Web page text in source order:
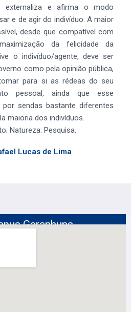
externaliza e afirma o modo
e de agir do indivíduo. A maior
desde que compatível com
da felicidade da
o indivíduo/agente, deve ser
como pela opinião pública,
para si as rédeas do seu
pessoal, ainda que esse
sendas bastante diferentes
maioria dos indivíduos.
Natureza: Pesquisa.
Lucas de Lima
Garanhuns